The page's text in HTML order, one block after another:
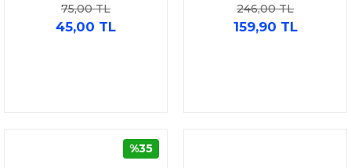
Çözümlü Marka Yayınları
75,00 TL
45,00 TL
Bankası Dizgi Kitap
246,00 TL
159,90 TL
%35